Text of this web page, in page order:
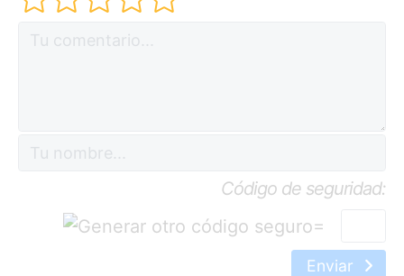
Código de seguridad:
=
Enviar